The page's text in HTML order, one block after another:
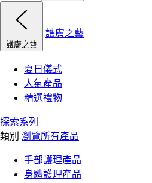
護膚之藝
護膚之藝
夏日儀式
人氣產品
精選禮物
探索系列
類別 瀏覽所有產品
手部護理產品
身體護理產品